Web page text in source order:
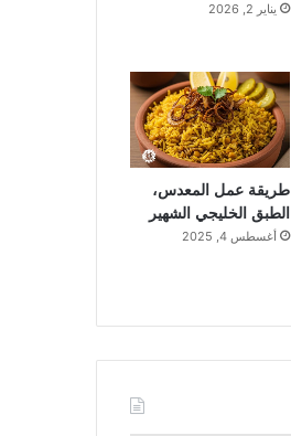
يناير 2, 2026
طريقة عمل المعدس،
الطبق الخليجي الشهير
أغسطس 4, 2025